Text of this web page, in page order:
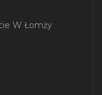
W Łomży